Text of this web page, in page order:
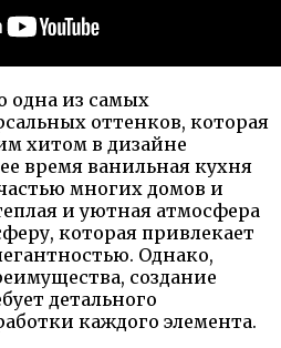
одна из самых
оттенков, которая
хитом в дизайне
время ванильная кухня
многих домов и
и уютная атмосфера
которая привлекает
Однако,
создание
детального
каждого элемента.